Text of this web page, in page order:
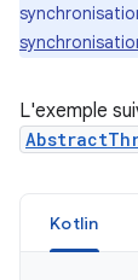
L'exemple
Kotlin